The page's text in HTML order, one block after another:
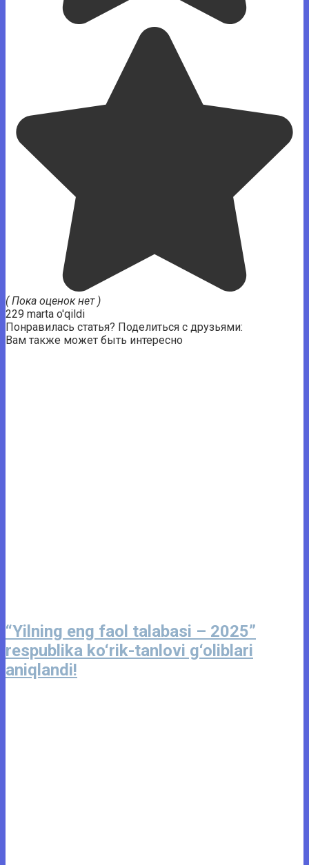
( Пока оценок нет )
229 marta o'qildi
Понравилась статья? Поделиться с друзьями:
Вам также может быть интересно
“Yilning eng faol talabasi – 2025”
respublika ko‘rik-tanlovi g‘oliblari
aniqlandi!